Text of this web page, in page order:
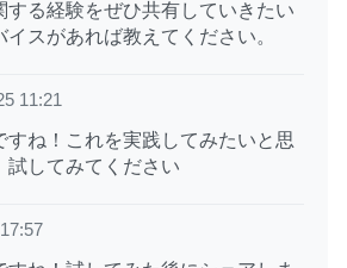
する経験をぜひ共有していきたい
スがあれば教えてください。
11:21
すね！これを実践してみたいと思
試してみてください